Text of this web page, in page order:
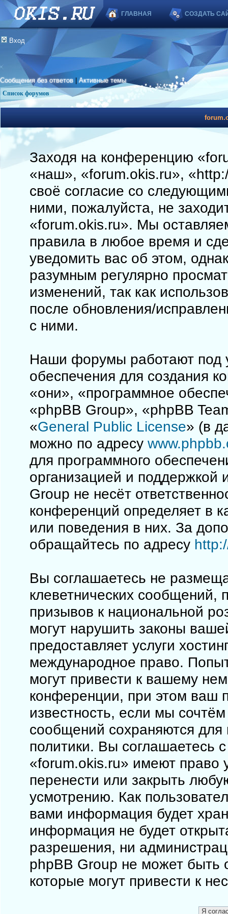
ГЛАВНАЯ СОЗДАТЬ
Вход
Сообщения без ответов |Активные темы
Список форумов
Заходя на конференцию
«наш», «forum.okis.ru»,
своё согласие со
ними, пожалуйста, не
«forum.okis.ru». Мы
правила в любое время и
уведомить вас об этом,
разумным регулярно
изменений, так как
после обновления/
с ними.
Наши форумы работают под
обеспечения для создания
«они», «программное
«phpBB Group», «phpBB
«General Public License» (в
можно по адресу
для программного
организацией и поддержкой
Group не несёт
конференций определяет в
или поведения в них. За
обращайтесь по адресу
Вы соглашаетесь не
клеветнических сообщений,
призывов к национальной
могут нарушить законы
предоставляет услуги
международное право.
могут привести к вашему
конференции, при этом ваш
известность, если мы
сообщений сохраняются для
политики. Вы соглашаетесь
«forum.okis.ru» имеют право
перенести или закрыть
усмотрению. Как
вами информация будет
информация не будет
разрешения, ни
phpBB Group не может быть
которые могут привести к